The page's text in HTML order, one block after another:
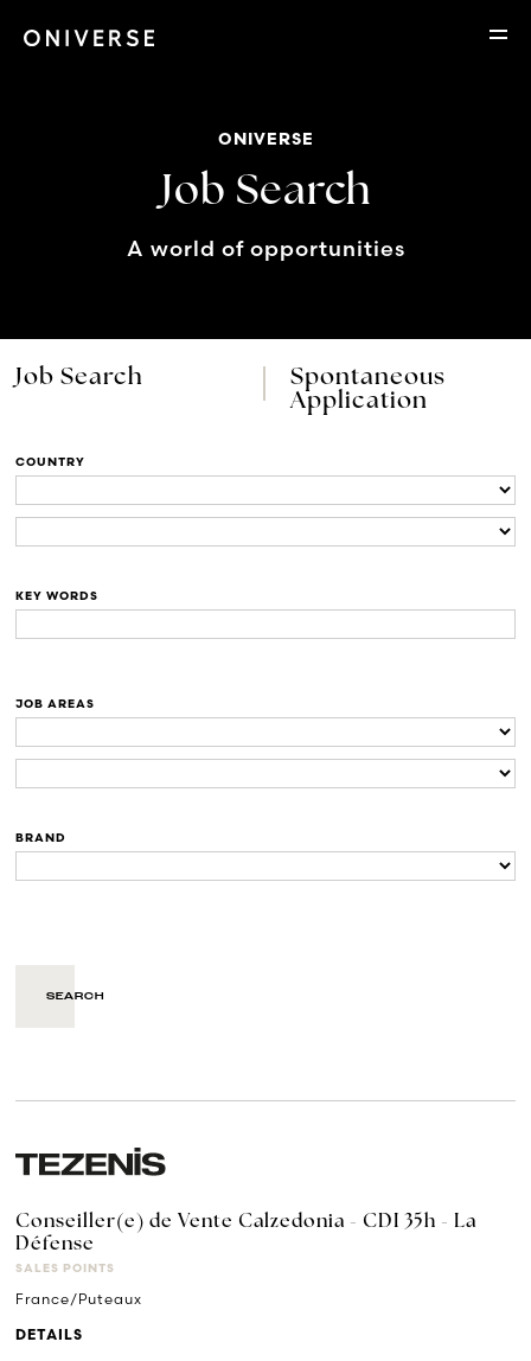
ONIVERSE
Job Search
A world of opportunities
Job Search
Spontaneous
Application
COUNTRY
KEY WORDS
JOB AREAS
BRAND
Conseiller(e) de Vente Calzedonia - CDI 35h - La
Défense
SALES POINTS
France/Puteaux
DETAILS